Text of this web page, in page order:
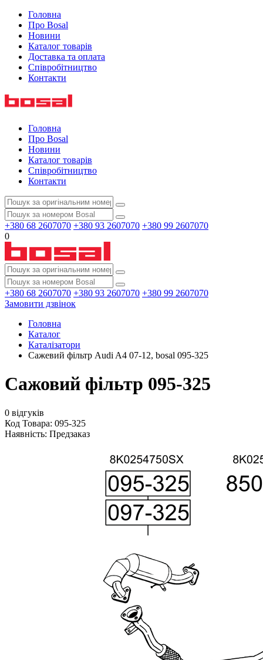
Головна
Про Bosal
Новини
Каталог товарів
Доставка та оплата
Співробітництво
Контакти
Головна
Про Bosal
Новини
Каталог товарів
Співробітництво
Контакти
+380 68 2607070 +380 93 2607070 +380 99 2607070
0
+380 68 2607070 +380 93 2607070 +380 99 2607070
Замовити дзвінок
Головна
Каталог
Каталізатори
Сажевий фільтр Audi A4 07-12, bosal 095-325
Сажовий фільтр 095-325
0 відгуків
Код Товара: 095-325
Наявність: Предзаказ